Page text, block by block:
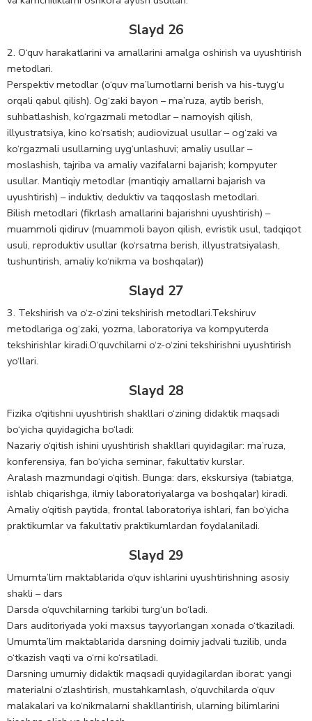
Slayd 26
2. O‘quv harakatlarini va amallarini amalga oshirish va uyushtirish
metodlari.
Perspektiv metodlar (o‘quv ma’lumotlarni berish va his-tuyg‘u
orqali qabul qilish). Og‘zaki bayon – ma’ruza, aytib berish,
suhbatlashish, ko‘rgazmali metodlar – namoyish qilish,
illyustratsiya, kino ko‘rsatish; audiovizual usullar – og‘zaki va
ko‘rgazmali usullarning uyg‘unlashuvi; amaliy usullar –
moslashish, tajriba va amaliy vazifalarni bajarish; kompyuter
usullar. Mantiqiy metodlar (mantiqiy amallarni bajarish va
uyushtirish) – induktiv, deduktiv va taqqoslash metodlari.
Bilish metodlari (fikrlash amallarini bajarishni uyushtirish) –
muammoli qidiruv (muammoli bayon qilish, evristik usul, tadqiqot
usuli, reproduktiv usullar (ko‘rsatma berish, illyustratsiyalash,
tushuntirish, amaliy ko‘nikma va boshqalar))
Slayd 27
3. Tekshirish va o‘z-o‘zini tekshirish metodlari.Tekshiruv
metodlariga og‘zaki, yozma, laboratoriya va kompyuterda
tekshirishlar kiradi.O‘quvchilarni o‘z-o‘zini tekshirishni uyushtirish
yo‘llari.
Slayd 28
Fizika o‘qitishni uyushtirish shakllari o‘zining didaktik maqsadi
bo‘yicha quyidagicha bo‘ladi:
Nazariy o‘qitish ishini uyushtirish shakllari quyidagilar: ma’ruza,
konferensiya, fan bo‘yicha seminar, fakultativ kurslar.
Aralash mazmundagi o‘qitish. Bunga: dars, ekskursiya (tabiatga,
ishlab chiqarishga, ilmiy laboratoriyalarga va boshqalar) kiradi.
Amaliy o‘qitish paytida, frontal laboratoriya ishlari, fan bo‘yicha
praktikumlar va fakultativ praktikumlardan foydalaniladi.
Slayd 29
Umumta’lim maktablarida o‘quv ishlarini uyushtirishning asosiy
shakli – dars
Darsda o‘quvchilarning tarkibi turg‘un bo‘ladi.
Dars auditoriyada yoki maxsus tayyorlangan xonada o‘tkaziladi.
Umumta’lim maktablarida darsning doimiy jadvali tuzilib, unda
o‘tkazish vaqti va o‘rni ko‘rsatiladi.
Darsning umumiy didaktik maqsadi quyidagilardan iborat: yangi
materialni o‘zlashtirish, mustahkamlash, o‘quvchilarda o‘quv
malakalari va ko‘nikmalarni shakllantirish, ularning bilimlarini